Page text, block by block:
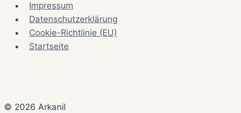
Impressum
Datenschutzerklärung
Cookie-Richtlinie (EU)
Startseite
© 2026 Arkanil